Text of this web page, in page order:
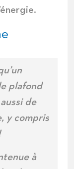
plafond
de
y compris
à